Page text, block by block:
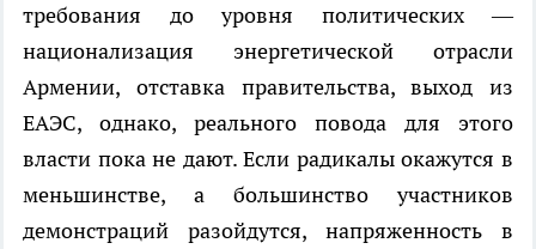
требования до уровня политических —
национализация энергетической отрасли
Армении, отставка правительства, выход из
ЕАЭС, однако, реального повода для этого
власти пока не дают. Если радикалы окажутся в
меньшинстве, а большинство участников
демонстраций разойдутся, напряженность в